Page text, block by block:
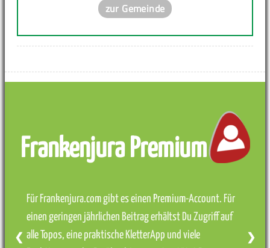
zur Gemeinde
Frankenjura Premium
Für Frankenjura.com gibt es einen Premium-Account. Für
einen geringen jährlichen Beitrag erhältst Du Zugriff auf
alle Topos, eine praktische KletterApp und viele
❮ ❯